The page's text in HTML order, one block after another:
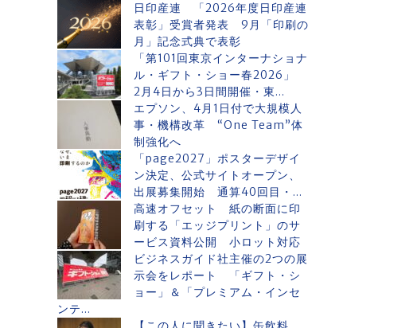
日印産連 「2026年度日印産連
表彰」受賞者発表 9月「印刷の
月」記念式典で表彰
「第101回東京インターナショナ
ル・ギフト・ショー春2026」
2月4日から3日間開催・東...
エプソン、4月1日付で大規模人
事・機構改革 “One Team”体
制強化へ
「page2027」ポスターデザイ
ン決定、公式サイトオープン、
出展募集開始 通算40回目・...
高速オフセット 紙の断面に印
刷する「エッジプリント」のサ
ービス資料公開 小ロット対応
ビジネスガイド社主催の2つの展
示会をレポート 「ギフト・シ
ョー」＆「プレミアム・インセ
ンテ...